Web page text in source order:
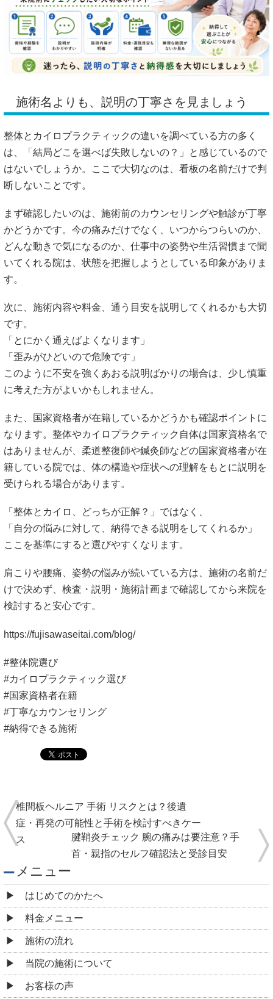
施術名よりも、説明の丁寧さを見ましょう
整体とカイロプラクティックの違いを調べている方の多く
は、「結局どこを選べば失敗しないの？」と感じているので
はないでしょうか。ここで大切なのは、看板の名前だけで判
断しないことです。
まず確認したいのは、施術前のカウンセリングや触診が丁寧
かどうかです。今の痛みだけでなく、いつからつらいのか、
どんな動きで気になるのか、仕事中の姿勢や生活習慣まで聞
いてくれる院は、状態を把握しようとしている印象がありま
す。
次に、施術内容や料金、通う目安を説明してくれるかも大切
です。
「とにかく通えばよくなります」
「歪みがひどいので危険です」
このように不安を強くあおる説明ばかりの場合は、少し慎重
に考えた方がよいかもしれません。
また、国家資格者が在籍しているかどうかも確認ポイントに
なります。整体やカイロプラクティック自体は国家資格名で
はありませんが、柔道整復師や鍼灸師などの国家資格者が在
籍している院では、体の構造や症状への理解をもとに説明を
受けられる場合があります。
「整体とカイロ、どっちが正解？」ではなく、
「自分の悩みに対して、納得できる説明をしてくれるか」
ここを基準にすると選びやすくなります。
肩こりや腰痛、姿勢の悩みが続いている方は、施術の名前だ
けで決めず、検査・説明・施術計画まで確認してから来院を
検討すると安心です。
https://fujisawaseitai.com/blog/
#整体院選び
#カイロプラクティック選び
#国家資格者在籍
#丁寧なカウンセリング
#納得できる施術
椎間板ヘルニア 手術 リスクとは？後遺
症・再発の可能性と手術を検討すべきケー
ス
腱鞘炎チェック 腕の痛みは要注意？手
首・親指のセルフ確認法と受診目安
メニュー
はじめてのかたへ
料金メニュー
施術の流れ
当院の施術について
お客様の声